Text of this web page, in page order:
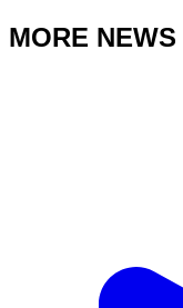
MORE NEWS